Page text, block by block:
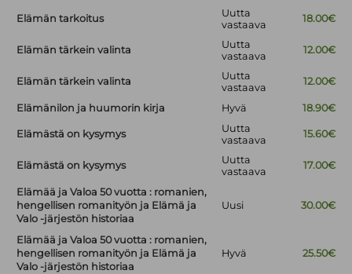
Elämän tarkoitus
Uutta
vastaava
18.00€
Elämän tärkein valinta
Uutta
vastaava
12.00€
Elämän tärkein valinta
Uutta
vastaava
12.00€
Elämänilon ja huumorin kirja Hyvä 18.90€
Elämästä on kysymys
Uutta
vastaava
15.60€
Elämästä on kysymys
Uutta
vastaava
17.00€
Elämää ja Valoa 50 vuotta : romanien,
hengellisen romanityön ja Elämä ja
Valo -järjestön historiaa
Uusi 30.00€
Elämää ja Valoa 50 vuotta : romanien,
hengellisen romanityön ja Elämä ja
Valo -järjestön historiaa
Hyvä 25.50€